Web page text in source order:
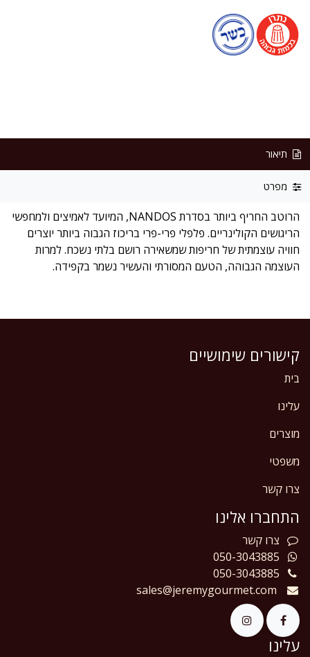
תיאור
מפרט
הרוטב החריף ביותר בסדרת NANDOS, המיועד לאמיצים ולמחפשי
הריגושים הקולינריים. פלפלי פרי-פרי בריכוז הגבוה ביותר יוצרים
חוויה עוצמתית של חריפות שמשאירה רושם בלתי נשכח. למרות
העוצמה הגבוהה, הטעם המסורתי והעשיר נשמר בקפידה.
קישורים שימושיים
בית
עלינו
מוצרים
משפטי
צרו קשר
התחברו אלינו
צרו קשר
050-3043885
050-3043885
sales@jeremygourmet.com
עלינו